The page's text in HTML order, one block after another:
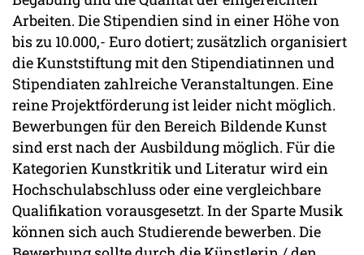
Arbeiten. Die Stipendien sind in einer Höhe von
bis zu 10.000,- Euro dotiert; zusätzlich organisiert
die Kunststiftung mit den Stipendiatinnen und
Stipendiaten zahlreiche Veranstaltungen. Eine
reine Projektförderung ist leider nicht möglich.
Bewerbungen für den Bereich Bildende Kunst
sind erst nach der Ausbildung möglich. Für die
Kategorien Kunstkritik und Literatur wird ein
Hochschulabschluss oder eine vergleichbare
Qualifikation vorausgesetzt. In der Sparte Musik
können sich auch Studierende bewerben. Die